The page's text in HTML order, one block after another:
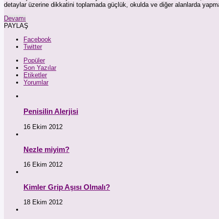
detaylar üzerine dikkatini toplamada güçlük, okulda ve diğer alanlarda
Devamı
PAYLAŞ
Facebook
Twitter
Popüler
Son Yazılar
Etiketler
Yorumlar
Penisilin Alerjisi
16 Ekim 2012
Nezle miyim?
16 Ekim 2012
Kimler Grip Aşısı Olmalı?
18 Ekim 2012